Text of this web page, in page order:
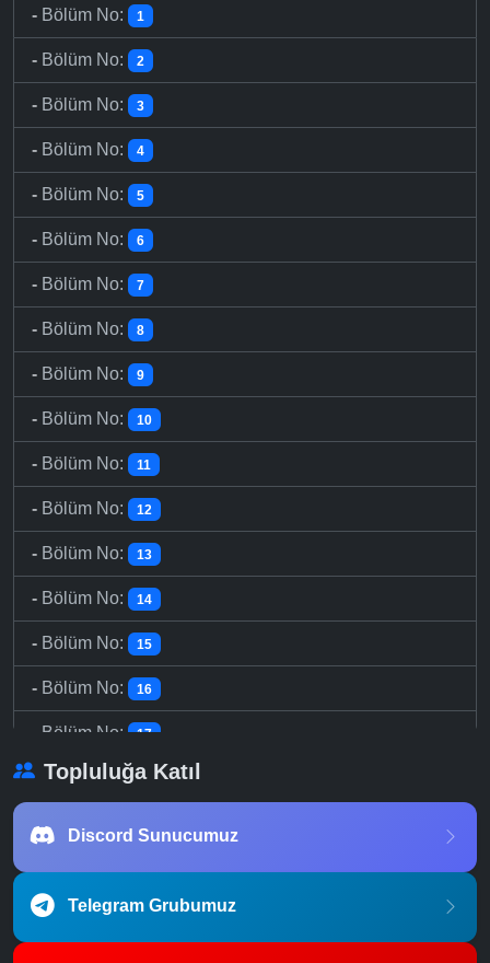
- Bölüm No: 1
- Bölüm No: 2
- Bölüm No: 3
- Bölüm No: 4
- Bölüm No: 5
- Bölüm No: 6
- Bölüm No: 7
- Bölüm No: 8
- Bölüm No: 9
- Bölüm No: 10
- Bölüm No: 11
- Bölüm No: 12
- Bölüm No: 13
- Bölüm No: 14
- Bölüm No: 15
- Bölüm No: 16
Bölüm No: 17
- Bölüm No: 18
-Bölüm No:
-Bölüm No: 21
Topluluğa Katıl
Discord Sunucumuz
Telegram Grubumuz